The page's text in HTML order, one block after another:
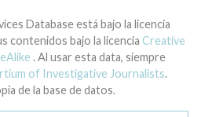
Database está bajo la licencia
contenidos bajo la licencia Creative
. Al usar esta data, siempre
of Investigative Journalists.
de la base de datos.